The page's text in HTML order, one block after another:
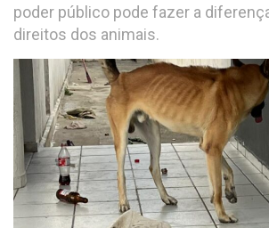
poder público pode fazer a
direitos dos animais.